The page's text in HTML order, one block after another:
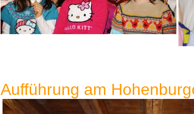
Aufführung am